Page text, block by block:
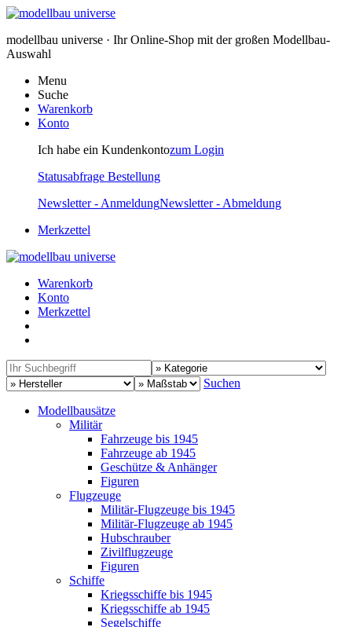
modellbau universe · Ihr Online-Shop mit der großen Modellbau-
Auswahl
Menu
Suche
Warenkorb
Konto
Ich habe ein Kundenkontozum Login
Statusabfrage Bestellung
Newsletter - AnmeldungNewsletter - Abmeldung
Merkzettel
Warenkorb
Konto
Merkzettel
Suchen
Modellbausätze
Militär
Fahrzeuge bis 1945
Fahrzeuge ab 1945
Geschütze & Anhänger
Figuren
Flugzeuge
Militär-Flugzeuge bis 1945
Militär-Flugzeuge ab 1945
Hubschrauber
Zivilflugzeuge
Figuren
Schiffe
Kriegsschiffe bis 1945
Kriegsschiffe ab 1945
Segelschiffe